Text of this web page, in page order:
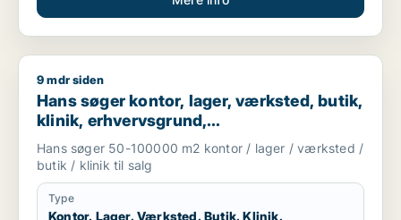
Hans søger kontor, lager, værksted, butik, klinik,
9 mdr siden
Hans søger kontor, lager, værksted, butik,
klinik, erhvervsgrund,
boligudlejningsejendom, hotel,
produktionslokaler eller garage til salg i
Region Sjælland
Hans søger 50-100000 m2 kontor / lager / værksted /
butik / klinik til salg
Type
Kontor, Lager, Værksted, Butik, Klinik,